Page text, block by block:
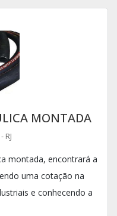
MONTADA
RJ
montada, encontrará a
uma cotação na
e conhecendo a